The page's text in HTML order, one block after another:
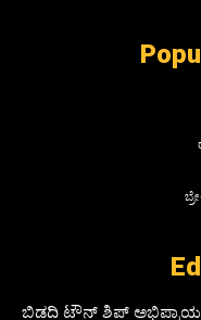
ಬಿಡದಿ ಟೌನ್ ಶಿಪ್